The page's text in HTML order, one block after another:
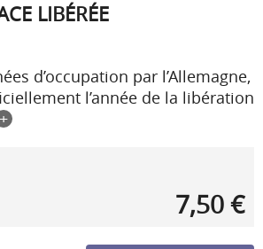
LIBÉRÉE
d’occupation par l’Allemagne,
l’année de la libération
+
7,50 €